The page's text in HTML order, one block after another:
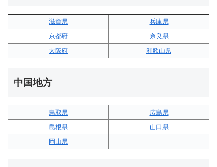
滋賀県
兵庫県
京都府
奈良県
大阪府
和歌山県
中国地方
鳥取県
広島県
島根県
山口県
岡山県
–